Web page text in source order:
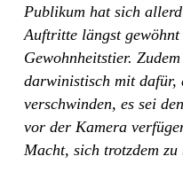
Publikum hat sich
Auftritte längst
Gewohnheitstier.
darwinistisch mit dafür,
verschwinden, es sei
vor der Kamera
Macht, sich trotzdem zu